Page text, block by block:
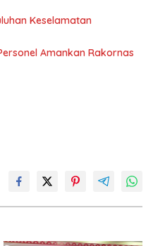
Keselamatan
Amankan Rakornas